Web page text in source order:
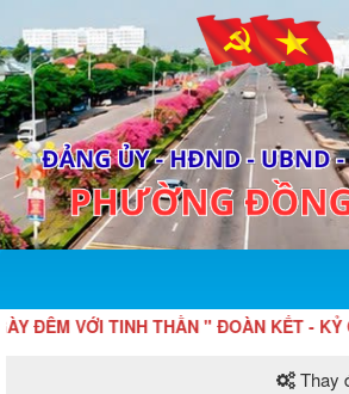
TINH THẦN " ĐOÀN KẾT - KỶ CƯƠNG -
Thay